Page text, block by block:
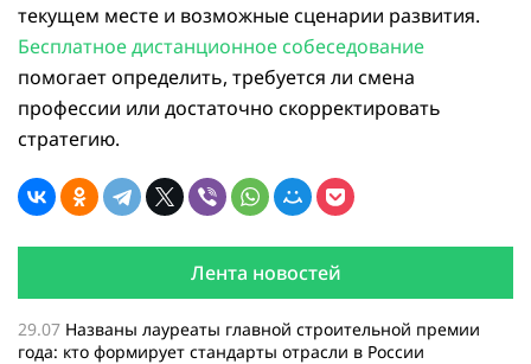
текущем месте и возможные сценарии развития.
Бесплатное дистанционное собеседование
помогает определить, требуется ли смена
профессии или достаточно скорректировать
стратегию.
Лента новостей
29.07 Названы лауреаты главной строительной премии
года: кто формирует стандарты отрасли в России